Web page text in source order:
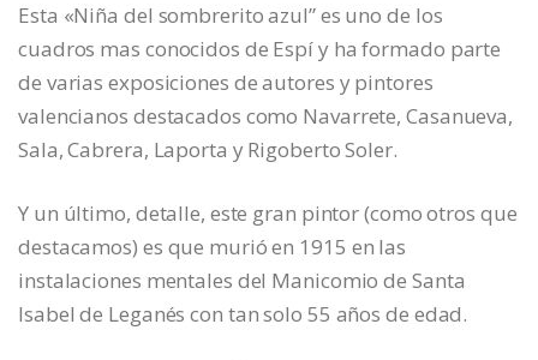
Esta «Niña del sombrerito azul” es uno de los
cuadros mas conocidos de Espí y ha formado parte
de varias exposiciones de autores y pintores
valencianos destacados como Navarrete, Casanueva,
Sala, Cabrera, Laporta y Rigoberto Soler.
Y un último, detalle, este gran pintor (como otros que
destacamos) es que murió en 1915 en las
instalaciones mentales del Manicomio de Santa
Isabel de Leganés con tan solo 55 años de edad.